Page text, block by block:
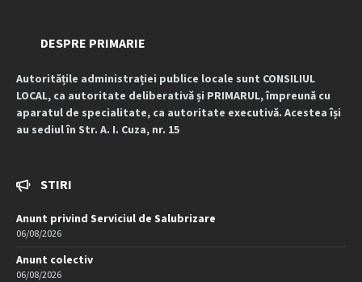
DESPRE PRIMARIE
Autoritățile administrației publice locale sunt CONSILIUL
LOCAL, ca autoritate deliberativă și PRIMARUL, împreună cu
aparatul de specialitate, ca autoritate executivă. Acestea își
au sediul în Str. A. I. Cuza, nr. 15
STIRI
Anunt privind Serviciul de Salubrizare
06/08/2026
Anunt colectiv
06/08/2026